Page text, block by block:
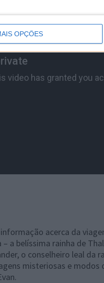
OPÇÕES
acerca da
a belíssima rainha de
o conselheiro leal da
misteriosas e modos